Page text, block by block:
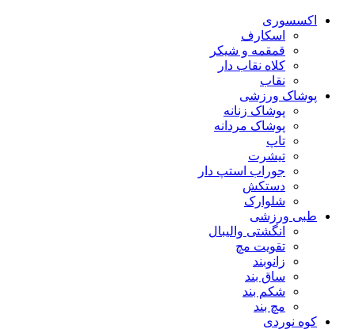
اکسسوری
اسکارف
قمقمه و شیکر
کلاه نقاب دار
نقاب
پوشاک ورزشی
پوشاک زنانه
پوشاک مردانه
تاپ
تیشرت
جوراب استپ دار
دستکش
شلوارک
طبی ورزشی
انگشتی واليبال
تقویت مچ
زانوبند
ساق بند
شکم بند
مچ بند
کوه نوردی